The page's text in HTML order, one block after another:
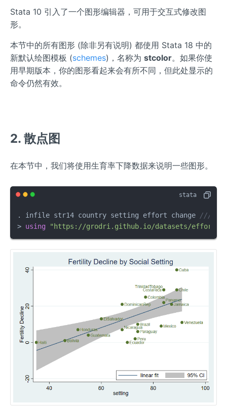
Stata 10 引入了一个图形编辑器，可用于交互式修改图
形。
本节中的所有图形 (除非另有说明) 都使用 Stata 18 中的
新默认绘图模板 (schemes)，名称为 stcolor。如果你使
用早期版本，你的图形看起来会有所不同，但此处显示的
命令仍然有效。
2. 散点图
在本节中，我们将使用生育率下降数据来说明一些图形。
. infile str14 country setting effort change
///
> using "https://grodri.github.io/datasets/